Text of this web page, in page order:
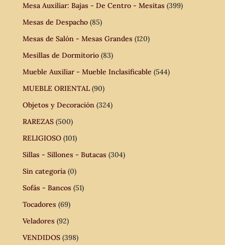
Mesa Auxiliar: Bajas - De Centro - Mesitas (399)
Mesas de Despacho (85)
Mesas de Salón - Mesas Grandes (120)
Mesillas de Dormitorio (83)
Mueble Auxiliar - Mueble Inclasificable (544)
MUEBLE ORIENTAL (90)
Objetos y Decoración (324)
RAREZAS (500)
RELIGIOSO (101)
Sillas - Sillones - Butacas (304)
Sin categoría (0)
Sofás - Bancos (51)
Tocadores (69)
Veladores (92)
VENDIDOS (398)